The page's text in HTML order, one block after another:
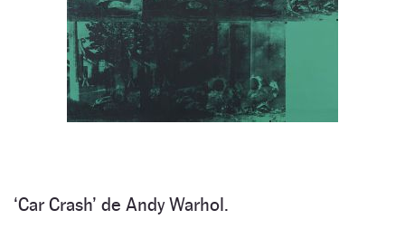
‘Car Crash’ de Andy Warhol.